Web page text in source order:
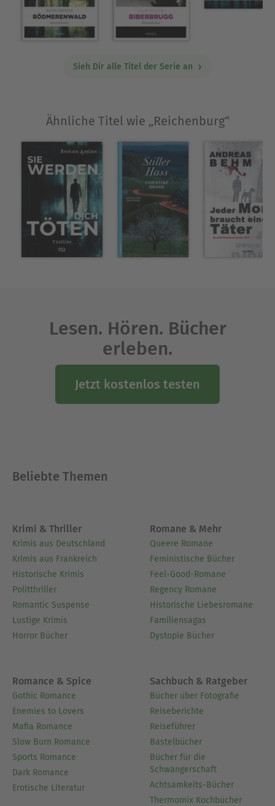
Buch Award ausgezeichnet. Sie hat drei Söhne
und zwei Töchter und lebt heute mit ihrem Mann
im Kanton Aargau.
Sieh Dir alle Titel der Serie an
Ähnliche Titel wie „Reichenburg“
Lesen. Hören. Bücher
erleben.
Jetzt kostenlos testen
Beliebte Themen
Krimi & Thriller
Krimis aus Deutschland
Krimis aus Frankreich
Historische Krimis
Politthriller
Romantic Suspense
Lustige Krimis
Horror Bücher
Romane & Mehr
Queere Romane
Feministische Bücher
Feel-Good-Romane
Regency Romane
Historische Liebesromane
Familiensagas
Dystopie Bücher
Romance & Spice
Gothic Romance
Enemies to Lovers
Mafia Romance
Slow Burn Romance
Sports Romance
Dark Romance
Erotische Literatur
Sachbuch & Ratgeber
Bücher über Fotografie
Reiseberichte
Reiseführer
Bastelbücher
Bücher für die
Schwangerschaft
Achtsamkeits-Bücher
Thermomix Kochbücher